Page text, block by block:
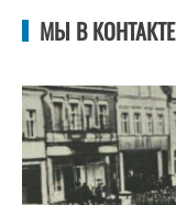
МЫ В КОНТАКТЕ